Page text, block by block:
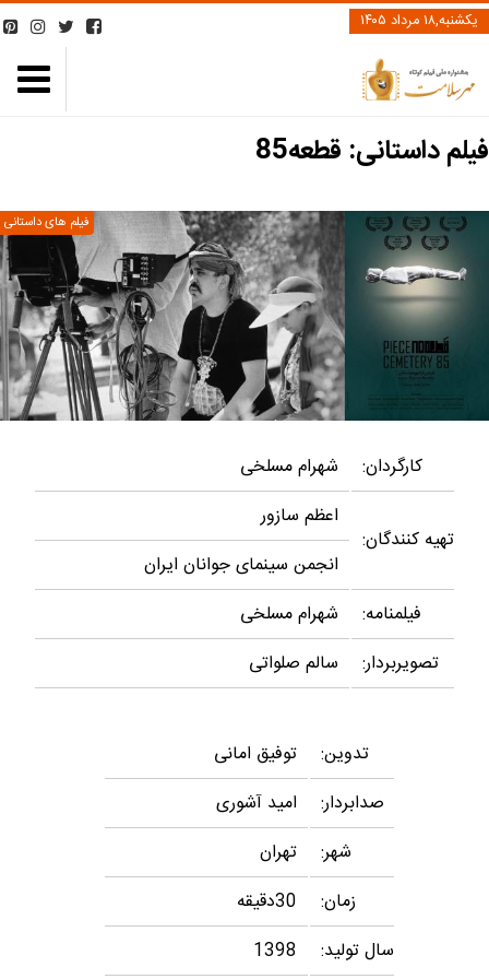
یکشنبه,۱۸ مرداد ۱۴۰۵
فیلم داستانی:‌ قطعه85
فیلم های داستانی
کارگردان: شهرام مسلخی
تهیه کنندگان:
اعظم سازور
انجمن سینمای جوانان ایران
فیلمنامه:
شهرام مسلخی
تصویربردار:
سالم صلواتی
تدوین:
توفیق امانی
صدابردار:
امید آشوری
شهر:
تهران
زمان:
30دقیقه
سال تولید:
1398